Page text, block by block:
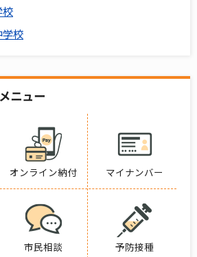
校
校
ニュー
オンライン納付 マイナンバー
市民相談 予防接種